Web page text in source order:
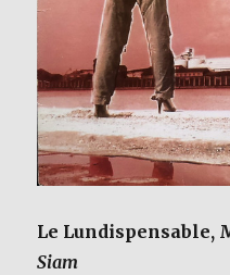
Le Lundispensable,
Siam